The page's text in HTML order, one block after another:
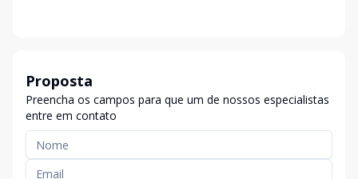
Proposta
Preencha os campos para que um de nossos especialistas
entre em contato